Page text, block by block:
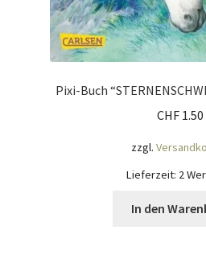
Twint – QR-Code KÖNIGSHOF
Pixi-Buch
CHF 1.50
zzgl.
Lieferzeit: 2
In den